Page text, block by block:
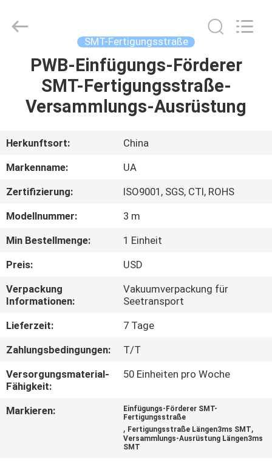
HAUS
PRODUKTE
ÜBER
UNS
FABRIK-
AUSFLUG
QUALITÄTSKONTROLLE
TRETEN
SIE
MIT
IN
VERBINDUNG
LIMITED.
SMT-Fertigungsstraße
PWB-Einfügungs-Förderer
SMT-Fertigungsstraße-
Versammlungs-Ausrüstung
Herkunftsort:
China
Markenname:
UA
Zertifizierung:
ISO9001, SGS, CTI, ROHS
Modellnummer:
3 m
Min Bestellmenge:
1 Einheit
Preis:
USD
Verpackung
Informationen:
Vakuumverpackung für
Seetransport
Lieferzeit:
7 Tage
Zahlungsbedingungen:
T/T
Versorgungsmaterial-
Fähigkeit:
50 Einheiten pro Woche
Markieren:
Einfügungs-Förderer SMT-
Fertigungsstraße
, Fertigungsstraße Längen3ms SMT,
Versammlungs-Ausrüstung Längen3ms
SMT